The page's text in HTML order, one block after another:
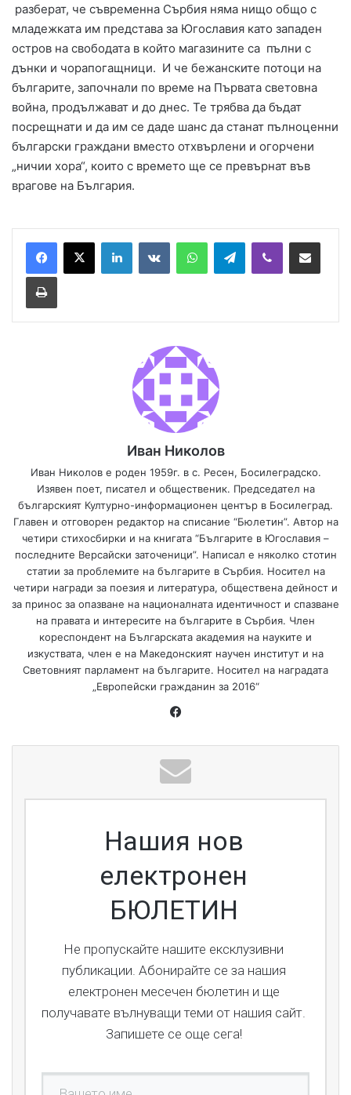
разберат, че съвременна Сърбия няма нищо общо с
младежката им представа за Югославия като западен
остров на свободата в който магазините са пълни с
дънки и чорапогащници. И че бежанските потоци на
българите, започнали по време на Първата световна
война, продължават и до днес. Те трябва да бъдат
посрещнати и да им се даде шанс да станат пълноценни
български граждани вместо отхвърлени и огорчени
„ничии хора“, които с времето ще се превърнат във
врагове на България.
LinkedInVKontakteWhatsAppTelegramViber Сподели през
Принтирай
Иван Николов
Иван Николов е роден 1959г. в с. Ресен, Босилеградско.
Изявен поет, писател и общественик. Председател на
българският Културно-информационен център в Босилеград.
Главен и отговорен редактор на списание “Бюлетин”. Автор на
четири стихосбирки и на книгата “Българите в Югославия –
последните Версайски заточеници”. Написал е няколко стотин
статии за проблемите на българите в Сърбия. Носител на
четири награди за поезия и литература, обществена дейност и
за принос за опазване на националната идентичност и спазване
на правата и интересите на българите в Сърбия. Член
кореспондент на Българската академия на науките и
изкуствата, член е на Македонският научен институт и на
Световният парламент на българите. Носител на наградата
„Европейски гражданин за 2016“
Нашия нов
електронен
БЮЛЕТИН
Не пропускайте нашите ексклузивни
публикации. Абонирайте се за нашия
електронен месечен бюлетин и ще
получавате вълнуващи теми от нашия сайт.
Запишете се още сега!